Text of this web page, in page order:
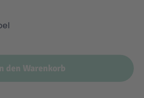
den Warenkorb